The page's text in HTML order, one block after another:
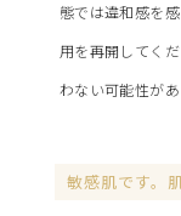
態では違和感を
用を再開してく
わない可能性が
敏感肌です。